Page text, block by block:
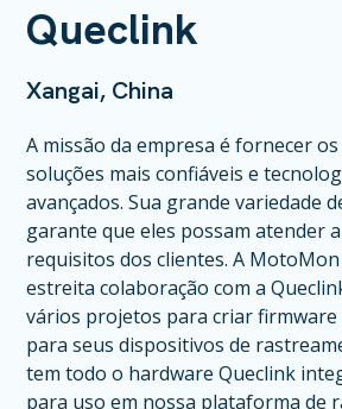
Queclink
Xangai, China
A missão da empresa é fornecer
soluções mais confiáveis e
avançados. Sua grande variedade
garante que eles possam atender
requisitos dos clientes. A
estreita colaboração com a
vários projetos para criar
para seus dispositivos de
tem todo o hardware Queclink
para uso em nossa plataforma de